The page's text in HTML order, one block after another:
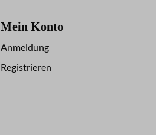
Mein Konto
Anmeldung
Registrieren